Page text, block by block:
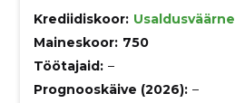
Krediidiskoor: Usaldusväärne
Maineskoor: 750
Töötajaid: –
Prognooskäive (2026): –